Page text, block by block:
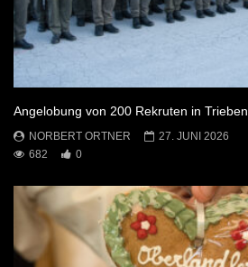
Angelobung von 200 Rekruten in Trieben
NORBERT ORTNER
27. JUNI 2026
682
0